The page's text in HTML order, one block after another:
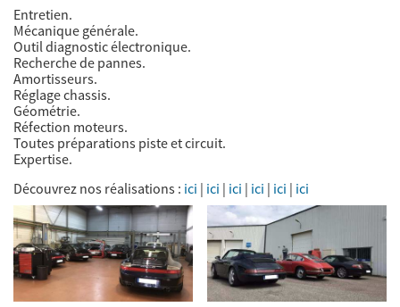
Entretien.
Mécanique générale.
Outil diagnostic électronique.
Recherche de pannes.
Amortisseurs.
Réglage chassis.
Géométrie.
Réfection moteurs.
Toutes préparations piste et circuit.
Expertise.
Découvrez nos réalisations : ici | ici | ici | ici | ici | ici